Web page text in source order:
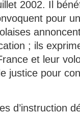
2002. Il
pour
; ils
et leur
justice pour
d’instruction